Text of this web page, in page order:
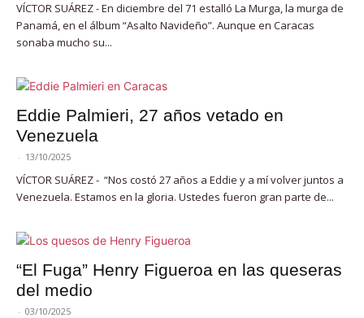
VÍCTOR SUÁREZ - En diciembre del 71 estalló La Murga, la murga de
Panamá, en el álbum “Asalto Navideño”. Aunque en Caracas
sonaba mucho su...
Eddie Palmieri, 27 años vetado en
Venezuela
- 13/10/2025
VÍCTOR SUÁREZ - “Nos costó 27 años a Eddie y a mí volver juntos a
Venezuela. Estamos en la gloria. Ustedes fueron gran parte de...
“El Fuga” Henry Figueroa en las queseras
del medio
- 03/10/2025